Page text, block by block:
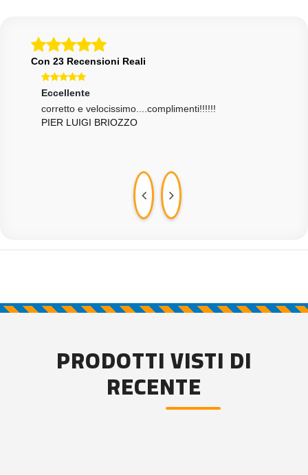
Con 23 Recensioni Reali
Eccellente
corretto e velocissimo....complimenti!!!!!!
PIER LUIGI BRIOZZO
PRODOTTI VISTI DI
RECENTE